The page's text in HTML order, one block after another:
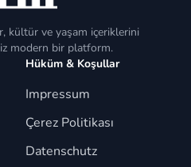
kültür ve yaşam içeriklerini
modern bir platform.
Hüküm & Koşullar
Impressum
Çerez Politikası
Datenschutz